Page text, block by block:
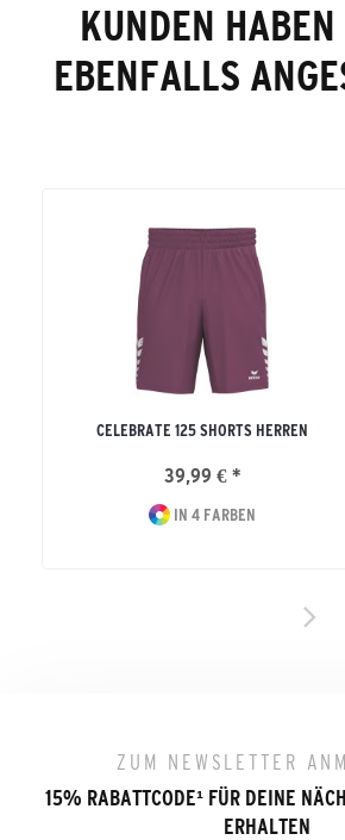
KUNDEN HABEN
EBENFALLS
CELEBRATE 125 SHORTS HERREN
39,99 € *
IN 4 FARBEN
ZUM NEWSLETTER
15% RABATTCODE¹ FÜR DEINE
ERHALTEN